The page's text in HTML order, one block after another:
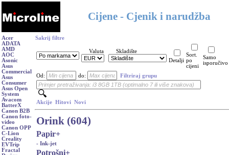
Cijene - Cjenik i narudžba
Acer
ADATA
AMD
AOC
Asonic
Asus
Commercial
Asus
Consumer
Asus Open
System
Avacom
BatterX
Canon B2B
Canon foto-
video
Canon OPP
C-Lion
Creality
EVTrip
Fractal
Sakrij filtre
Valuta
Skladište
Detalji
Sort.
po
cijeni
Samo
isporučivo
Od: do: Filtriraj grupu
Akcije Hitovi Novi
Orink (604)
Papir+
- Ink-jet
Potrošni+